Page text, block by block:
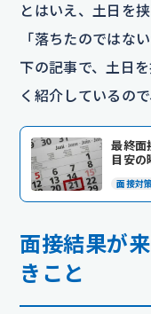
とはいえ、土日を
「落ちたのではな
下の記事で、土日
く紹介しているの
最終面
目安の
面接対策
面接結果が
きこと